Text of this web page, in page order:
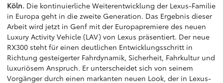
Köln. Die kontinuierliche Weiterentwicklung der Lexus-Familie
in Europa geht in die zweite Generation. Das Ergebnis dieser
Arbeit wird jetzt in Genf mit der Europapremiere des neuen
Luxury Activity Vehicle (LAV) von Lexus präsentiert. Der neue
RX300 steht für einen deutlichen Entwicklungsschritt in
Richtung gesteigerter Fahrdynamik, Sicherheit, Fahrkultur und
luxuriösem Anspruch. Er unterscheidet sich von seinem
Vorgänger durch einen markanten neuen Look, der in Lexus-